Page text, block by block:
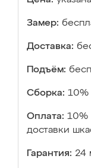
Замер:
Доставка:
Подъём:
Сборка: 10%
Оплата: 10%
доставки
Гарантия: 24